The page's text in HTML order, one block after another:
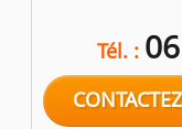
Tél. :